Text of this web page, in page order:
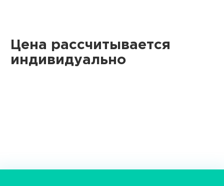
Цена рассчитывается
индивидуально